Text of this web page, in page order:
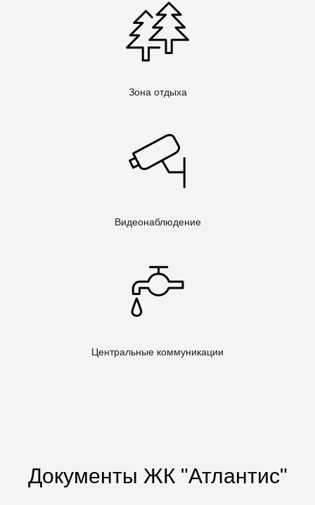
Зона отдыха
Видеонаблюдение
Центральные коммуникации
Документы ЖК "Атлантис"